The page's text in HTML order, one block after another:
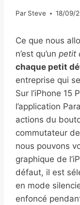
Par Steve 18/09/
Ce que nous
n’est qu’un petit
chaque petit
entreprise qui
Sur l’iPhone 15
l’application
actions du
commutateur
nous pouvons
graphique de
défaut, il est
en mode
enfoncé